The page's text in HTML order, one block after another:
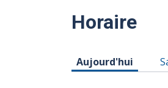
Horaire
Horaire du
Aujourd'hui